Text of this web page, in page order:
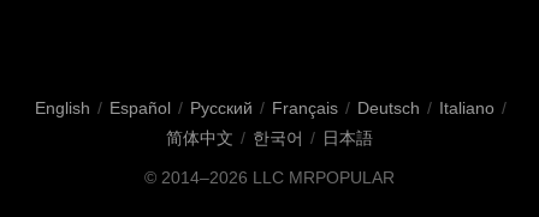
English / Español / Русский / Français / Deutsch / Italiano /
简体中文 / 한국어 / 日本語
© 2014–2026 LLC MRPOPULAR